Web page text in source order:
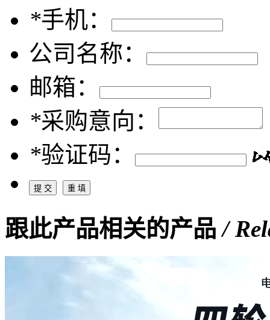
*手机：
公司名称：
邮箱：
*采购意向：
*验证码：
跟此产品相关的产品/